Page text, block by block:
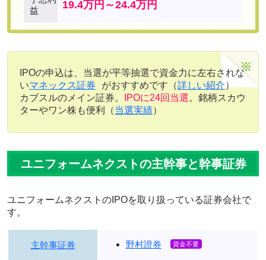
益
19.4万円～24.4万円
IPOの申込は、当選が平等抽選で資金力に左右されな
いマネックス証券 がおすすめです（詳しい紹介）
カブスルのメイン証券。
IPOに24回当選。銘柄スカウ
ターやワン株も便利（当選実績）
ユニフォームネクストの主幹事と幹事証券
ユニフォームネクストのIPOを取り扱っている証券会社で
す。
主幹事証券 野村證券